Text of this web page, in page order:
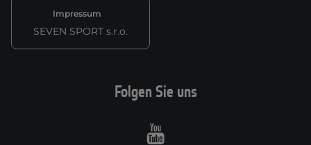
Impressum
SEVEN SPORT s.r.o.
Folgen Sie uns
Youtube